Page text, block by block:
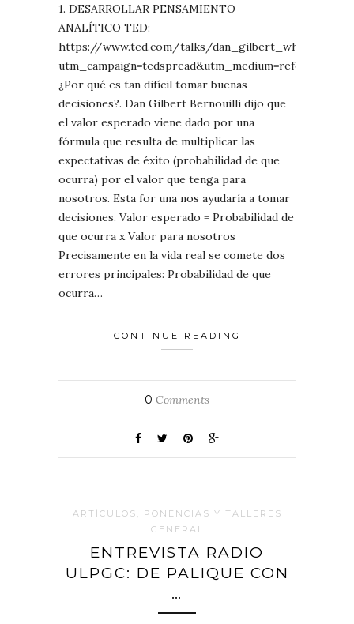
1. DESARROLLAR PENSAMIENTO
ANALÍTICO TED:
https://www.ted.com/talks/
¿Por qué es tan difícil tomar buenas
decisiones?. Dan Gilbert Bernouilli dijo que
el valor esperado viene dado por una
fórmula que resulta de multiplicar las
expectativas de éxito (probabilidad de que
ocurra) por el valor que tenga para
nosotros. Esta for una nos ayudaría a tomar
decisiones. Valor esperado = Probabilidad de
que ocurra x Valor para nosotros
Precisamente en la vida real se comete dos
errores principales: Probabilidad de que
ocurra…
CONTINUE READING
0 Comments
ARTÍCULOS, PONENCIAS Y TALLERES
GENERAL
ENTREVISTA RADIO
ULPGC: DE PALIQUE CON
…